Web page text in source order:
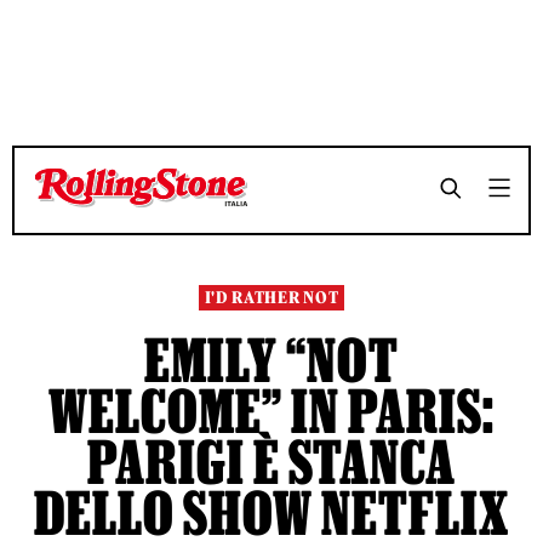
TEMPO DI LETTURA 3 MINUTI SHARE
TEMPO DI LETTURA 3 MINUTI SHARE
I'D RATHER NOT
EMILY “NOT
WELCOME” IN PARIS:
PARIGI È STANCA
DELLO SHOW NETFLIX